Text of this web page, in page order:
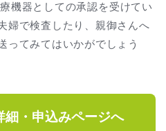
機器としての承認を受けてい
婦で検査したり、親御さんへ
ってみてはいかがでしょう
細・申込みページへ